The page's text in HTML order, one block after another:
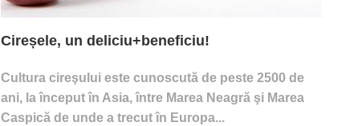
Cireșele, un deliciu+beneficiu!
Cultura cireşului este cunoscută de peste 2500 de
ani, la început în Asia, între Marea Neagră şi Marea
Caspică de unde a trecut în Europa...